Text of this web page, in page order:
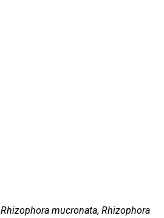
Rhizophora mucronata, Rhizophora